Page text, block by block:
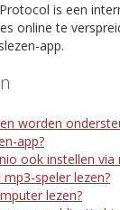
is een
online te
app.
worden
app?
ook instellen
speler lezen?
lezen?